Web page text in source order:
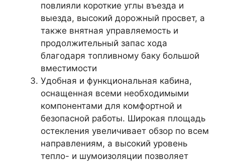
повлияли короткие углы въезда и
выезда, высокий дорожный просвет, а
также внятная управляемость и
продолжительный запас хода
благодаря топливному баку большой
вместимости
Удобная и функциональная кабина,
оснащенная всеми необходимыми
компонентами для комфортной и
безопасной работы. Широкая площадь
остекления увеличивает обзор по всем
направлениям, а высокий уровень
тепло- и шумоизоляции позволяет